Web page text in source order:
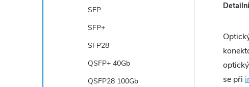
SFP
SFP+
SFP28
QSFP+ 40Gb
QSFP28 100Gb
se při